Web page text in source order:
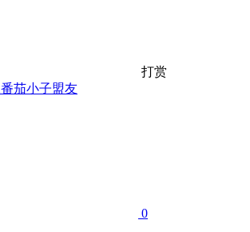
打赏
番茄小子盟友
0